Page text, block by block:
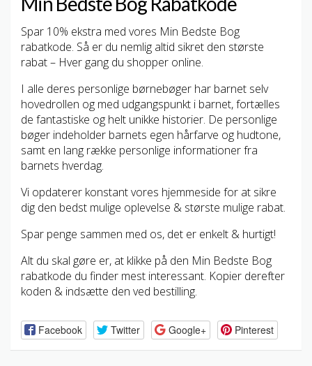
Spar 10% ekstra med vores Min Bedste Bog
rabatkode. Så er du nemlig altid sikret den største
rabat – Hver gang du shopper online.
I alle deres personlige børnebøger har barnet selv
hovedrollen og med udgangspunkt i barnet, fortælles
de fantastiske og helt unikke historier. De personlige
bøger indeholder barnets egen hårfarve og hudtone,
samt en lang række personlige informationer fra
barnets hverdag.
Vi opdaterer konstant vores hjemmeside for at sikre
dig den bedst mulige oplevelse & største mulige rabat.
Spar penge sammen med os, det er enkelt & hurtigt!
Alt du skal gøre er, at klikke på den Min Bedste Bog
rabatkode du finder mest interessant. Kopier derefter
koden & indsætte den ved bestilling.
Facebook Twitter Google+ Pinterest